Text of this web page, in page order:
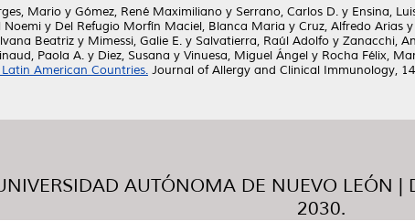
Mario y Gómez, René Maximiliano y Serrano, Carlos D. y Ensina,
Noemi y Del Refugio Morfín Maciel, Blanca Maria y Cruz, Alfredo Arias y
Beatriz y Mimessi, Galie E. y Salvatierra, Raúl Adolfo y Zanacchi,
Paola A. y Diez, Susana y Vinuesa, Miguel Ángel y Rocha Félix,
American Countries. Journal of Allergy and Clinical Immunology,
AUTÓNOMA DE NUEVO LEÓN |
2030.